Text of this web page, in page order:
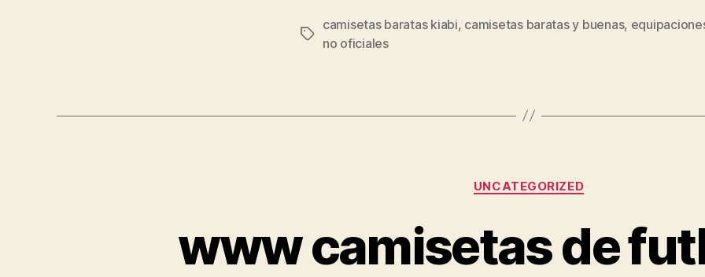
Etiquetas
camisetas baratas kiabi, camisetas baratas y buenas,
no oficiales
Categorías
UNCATEGORIZED
www camisetas de